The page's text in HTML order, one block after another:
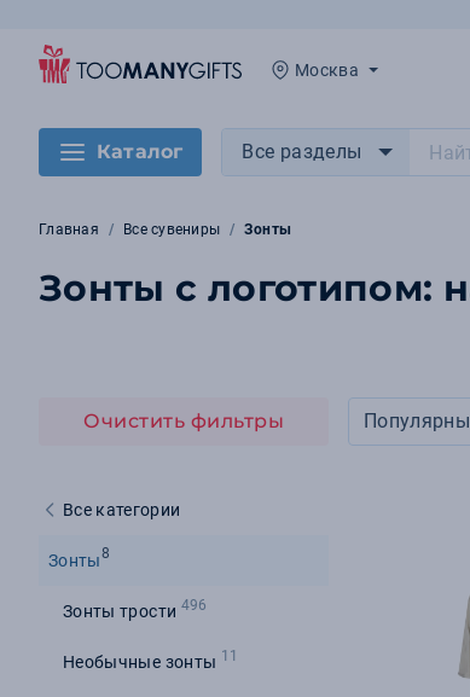
Москва
Каталог Все разделы
Главная Все сувениры Зонты
Зонты с логотипом:
Очистить фильтры
Все категории
Зонты8
Зонты трости 496
Необычные зонты 11